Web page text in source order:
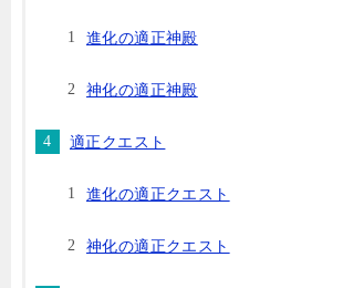
進化の適正神殿
神化の適正神殿
適正クエスト
進化の適正クエスト
神化の適正クエスト